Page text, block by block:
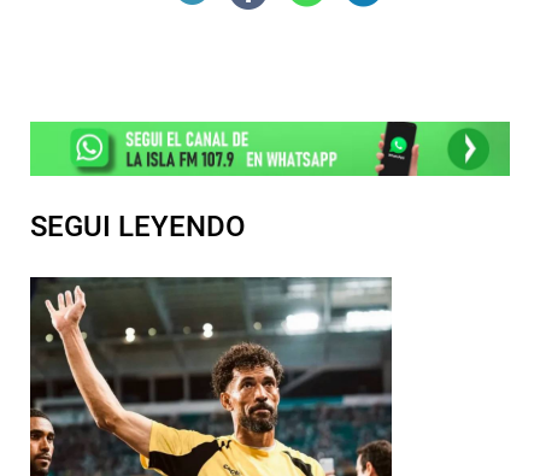
SEGUI LEYENDO